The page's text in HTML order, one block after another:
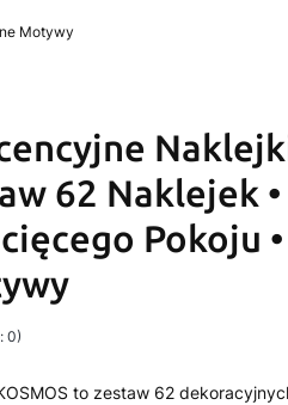
Motywy
62 Naklejek •
Pokoju •
0)
to zestaw 62